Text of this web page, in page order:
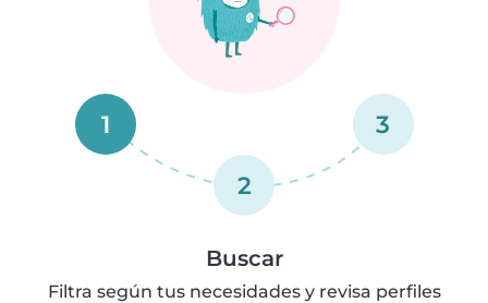
1
2
3
Buscar
Filtra según tus necesidades y revisa perfiles